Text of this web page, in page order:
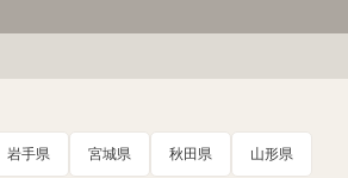
岩手県 宮城県 秋田県 山形県